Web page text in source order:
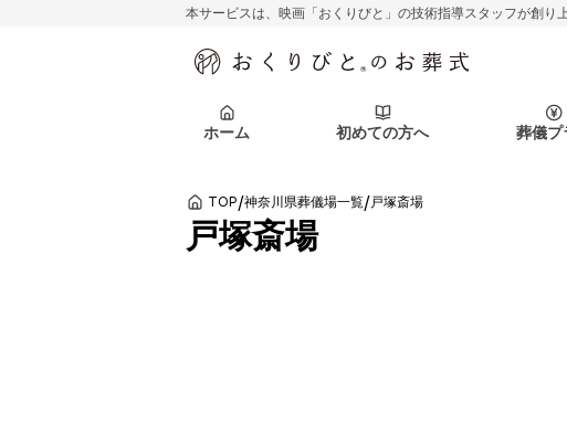
本サービスは、映画「おくりびと」の技術指導スタッフが創り
ホーム 初めての方へ
初めての方へ 初めての方へ
葬儀プ
関東エリア 東京都
お客様の声 ご葬儀事例
葬儀の知識 葬儀の知識
初めての方へ 初めての方へ
会社を知る スタッフ一覧
関東エリア 東京都
北海道エリア 札幌市
お客様の声 ご葬儀事例
葬儀の知識 葬儀の知識
TOP/神奈川県葬儀場一覧/戸塚斎場
戸塚斎場